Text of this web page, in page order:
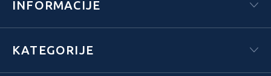
INFORMACIJE
KATEGORIJE